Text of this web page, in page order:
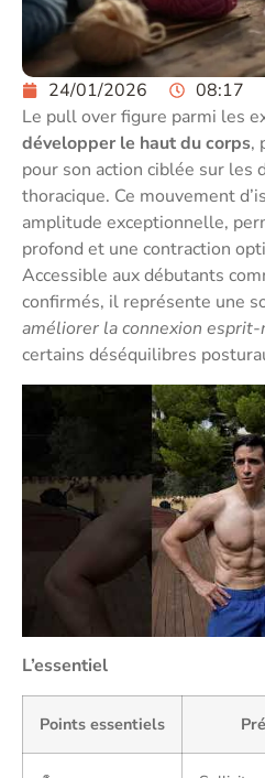
24/01/2026
08:17
Le pull over figure parmi les
développer le haut du corps,
pour son action ciblée sur les
thoracique. Ce mouvement
amplitude exceptionnelle,
profond et une contraction
Accessible aux débutants
confirmés, il représente une
améliorer la connexion esprit-
certains déséquilibres
L’essentiel
Points essentiels